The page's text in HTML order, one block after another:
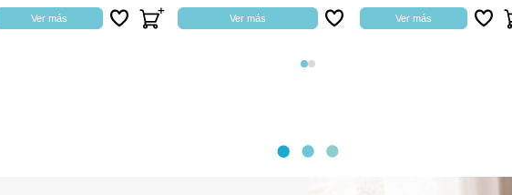
Ver más Ver más Ver más
Página 1
Página 2